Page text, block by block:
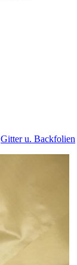
Gitter u. Backfolien